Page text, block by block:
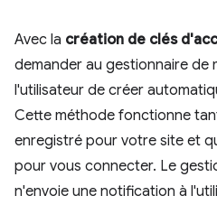
Avec la création de clés
demander au gestionnaire de
l'utilisateur de créer
Cette méthode fonctionne
enregistré pour votre site et
pour vous connecter. Le
n'envoie une notification à